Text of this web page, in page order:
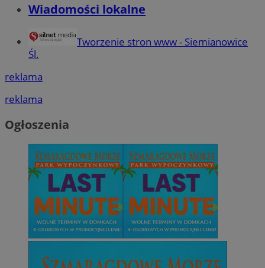
Wiadomości lokalne
Tworzenie stron www - Siemianowice
Śl.
reklama
reklama
Ogłoszenia